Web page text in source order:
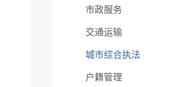
市政服务
交通运输
城市综合执法
户籍管理